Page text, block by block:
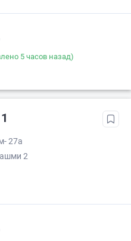
5 часов назад)
27а
2